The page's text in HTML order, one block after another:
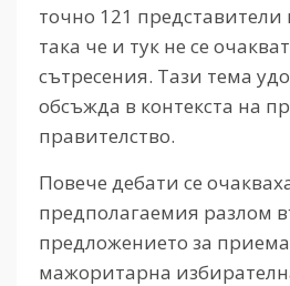
точно 121
така че и тук не се
сътресения. Тази тема
обсъжда в контекста на
правителство.
Повече дебати се
предполагаемия разлом
предложението за
мажоритарна